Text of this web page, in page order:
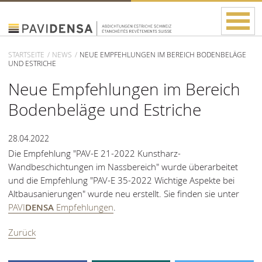
STARTSEITE NEWS
NEUE EMPFEHLUNGEN IM BEREICH BODENBELÄGE
UND ESTRICHE
Neue Empfehlungen im Bereich
Bodenbeläge und Estriche
28.04.2022
Die Empfehlung "PAV-E 21-2022 Kunstharz-
Wandbeschichtungen im Nassbereich" wurde überarbeitet
und die Empfehlung "PAV-E 35-2022 Wichtige Aspekte bei
Altbausanierungen" wurde neu erstellt. Sie finden sie unter
PAVIDENSA Empfehlungen
Zurück